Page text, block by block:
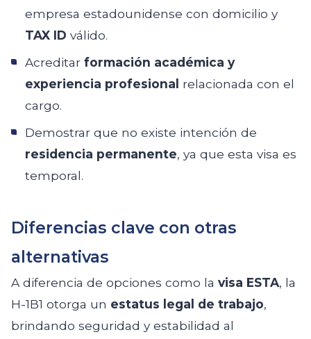
empresa estadounidense con domicilio y
TAX ID válido.
Acreditar formación académica y
experiencia profesional relacionada con el
cargo.
Demostrar que no existe intención de
residencia permanente, ya que esta visa es
temporal.
Diferencias clave con otras
alternativas
A diferencia de opciones como la visa ESTA, la
H-1B1 otorga un estatus legal de trabajo,
brindando seguridad y estabilidad al